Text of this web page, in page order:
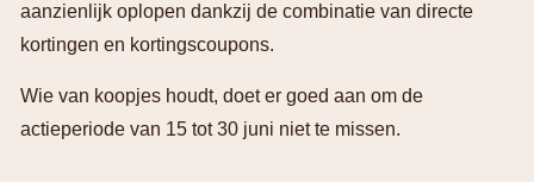
aanzienlijk oplopen dankzij de combinatie van directe
kortingen en kortingscoupons.
Wie van koopjes houdt, doet er goed aan om de
actieperiode van 15 tot 30 juni niet te missen.